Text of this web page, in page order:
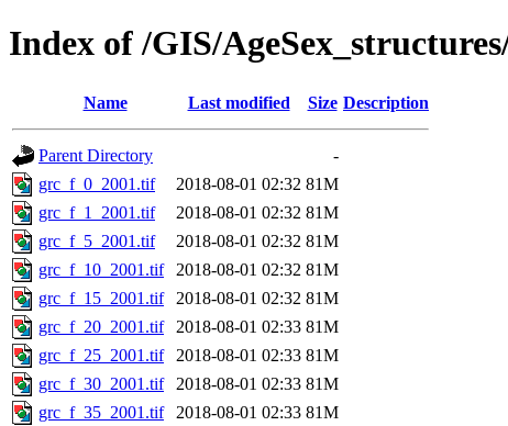
Index of /GIS/
Name Last modified Size Description
Parent Directory
-
grc_f_0_2001.tif
2018-08-01 02:32 81M
grc_f_1_2001.tif
2018-08-01 02:32 81M
grc_f_5_2001.tif
2018-08-01 02:32 81M
grc_f_10_2001.tif
2018-08-01 02:32 81M
grc_f_15_2001.tif
2018-08-01 02:32 81M
grc_f_20_2001.tif
2018-08-01 02:33 81M
grc_f_25_2001.tif
2018-08-01 02:33 81M
grc_f_30_2001.tif
2018-08-01 02:33 81M
grc_f_35_2001.tif
2018-08-01 02:33 81M